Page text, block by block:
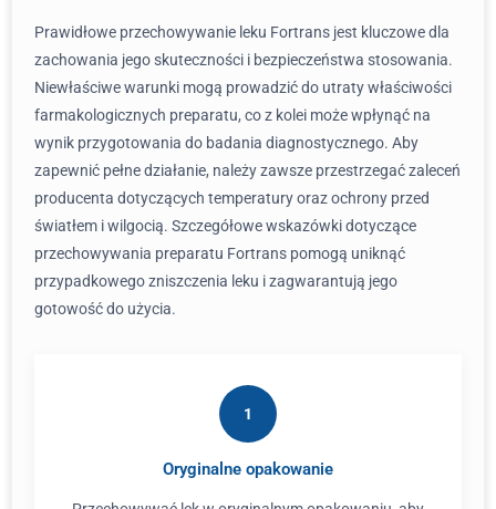
Prawidłowe przechowywanie leku Fortrans jest kluczowe dla
zachowania jego skuteczności i bezpieczeństwa stosowania.
Niewłaściwe warunki mogą prowadzić do utraty właściwości
farmakologicznych preparatu, co z kolei może wpłynąć na
wynik przygotowania do badania diagnostycznego. Aby
zapewnić pełne działanie, należy zawsze przestrzegać zaleceń
producenta dotyczących temperatury oraz ochrony przed
światłem i wilgocią. Szczegółowe wskazówki dotyczące
przechowywania preparatu Fortrans pomogą uniknąć
przypadkowego zniszczenia leku i zagwarantują jego
gotowość do użycia.
1
Oryginalne opakowanie